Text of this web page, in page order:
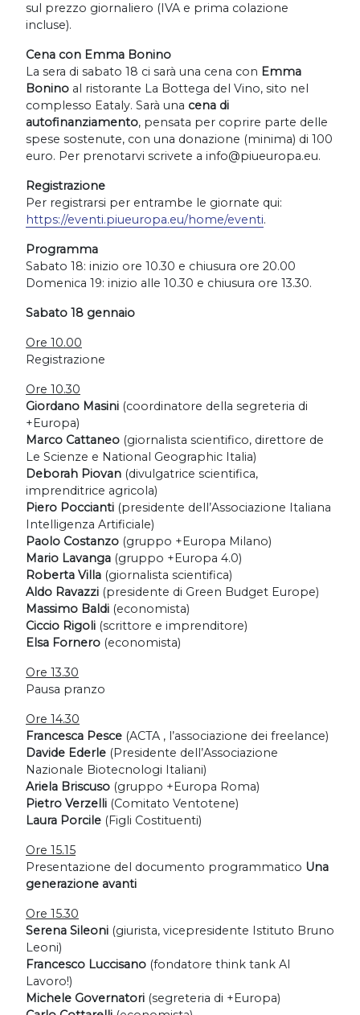
sul prezzo giornaliero (IVA e prima colazione
incluse).
Cena con Emma Bonino
La sera di sabato 18 ci sarà una cena con Emma
Bonino al ristorante La Bottega del Vino, sito nel
complesso Eataly. Sarà una cena di
autofinanziamento, pensata per coprire parte delle
spese sostenute, con una donazione (minima) di 100
euro. Per prenotarvi scrivete a info@piueuropa.eu.
Registrazione
Per registrarsi per entrambe le giornate qui:
https://eventi.piueuropa.eu/home/eventi.
Programma
Sabato 18: inizio ore 10.30 e chiusura ore 20.00
Domenica 19: inizio alle 10.30 e chiusura ore 13.30.
Sabato 18 gennaio
Ore 10.00
Registrazione
Ore 10.30
Giordano Masini (coordinatore della segreteria di
+Europa)
Marco Cattaneo (giornalista scientifico, direttore de
Le Scienze e National Geographic Italia)
Deborah Piovan (divulgatrice scientifica,
imprenditrice agricola)
Piero Poccianti (presidente dell’Associazione Italiana
Intelligenza Artificiale)
Paolo Costanzo (gruppo +Europa Milano)
Mario Lavanga (gruppo +Europa 4.0)
Roberta Villa (giornalista scientifica)
Aldo Ravazzi (presidente di Green Budget Europe)
Massimo Baldi (economista)
Ciccio Rigoli (scrittore e imprenditore)
Elsa Fornero (economista)
Ore 13.30
Pausa pranzo
Ore 14.30
Francesca Pesce (ACTA , l’associazione dei freelance)
Davide Ederle (Presidente dell’Associazione
Nazionale Biotecnologi Italiani)
Ariela Briscuso (gruppo +Europa Roma)
Pietro Verzelli (Comitato Ventotene)
Laura Porcile (Figli Costituenti)
Ore 15.15
Presentazione del documento programmatico Una
generazione avanti
Ore 15.30
Serena Sileoni (giurista, vicepresidente Istituto Bruno
Leoni)
Francesco Luccisano (fondatore think tank Al
Lavoro!)
Michele Governatori (segreteria di +Europa)